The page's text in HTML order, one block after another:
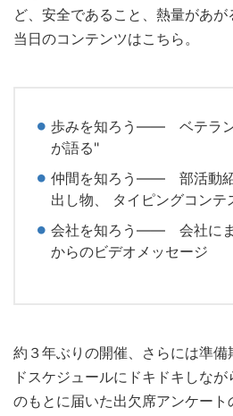
ど、安全であること、熱量があ
当日のコンテンツはこちら。
歩みを知ろう―― ベテ
が語る"
仲間を知ろう―― 部活動紹
出し物、 タイピングコン
会社を知ろう―― 会社にま
からのビデオメッセージ
約３年ぶりの開催、さらには準
ドスケジュールにドキドキしな
のもとに届いた出欠席アンケー